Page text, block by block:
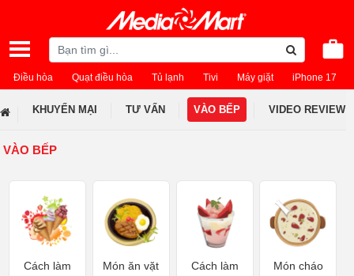
Điều hòa Quạt điều hòa Tủ lạnh Tivi Máy giặt iPhone 17
KHUYẾN MẠI TƯ VẤN VÀO BẾP VIDEO REVIEW
VÀO BẾP
Cách làm
Món ăn vặt
Cách làm
Món cháo